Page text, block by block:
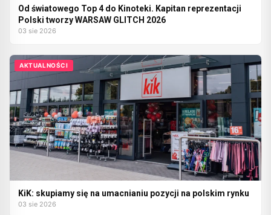
Od światowego Top 4 do Kinoteki. Kapitan reprezentacji
Polski tworzy WARSAW GLITCH 2026
03 sie 2026
AKTUALNOŚCI
KiK: skupiamy się na umacnianiu pozycji na polskim rynku
03 sie 2026